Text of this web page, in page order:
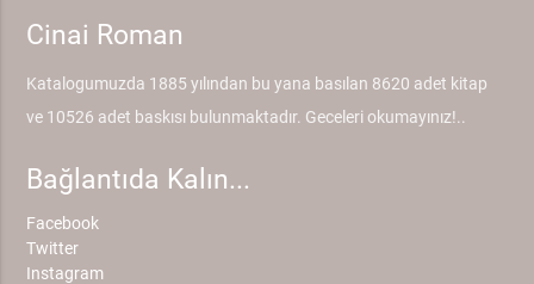
Cinai Roman
Katalogumuzda 1885 yılından bu yana basılan 8620 adet kitap
ve 10526 adet baskısı bulunmaktadır. Geceleri okumayınız!..
Bağlantıda Kalın...
Facebook
Twitter
Instagram